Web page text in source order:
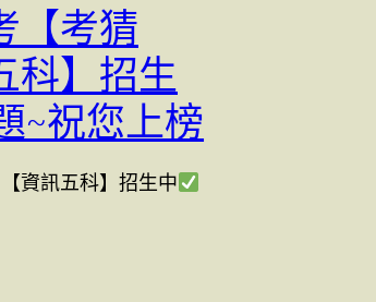
【考猜
科】招生
~祝您上榜
資訊五科】招生中